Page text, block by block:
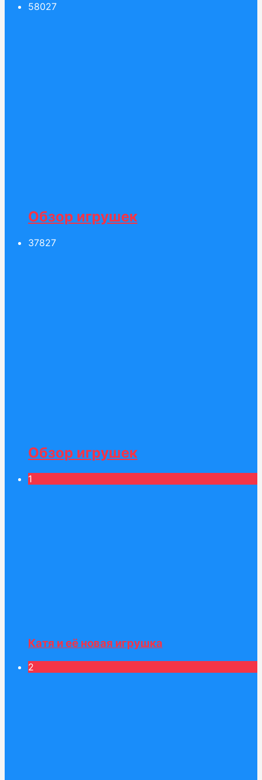
58027
Обзор игрушек
37827
Обзор игрушек
1
Катя и её новая игрушка
2